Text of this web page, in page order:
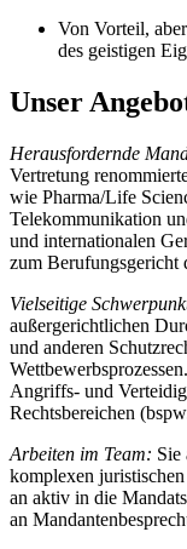
Von Vorteil,
des geistigen
Unser
Herausfordernde
Vertretung
wie Pharma/Life
Telekommunikation
und internationalen
zum Berufungsgericht
Vielseitige
außergerichtlichen
und anderen
Angriffs- und
Rechtsbereichen
Arbeiten im Team: Sie
komplexen
an aktiv in die
an